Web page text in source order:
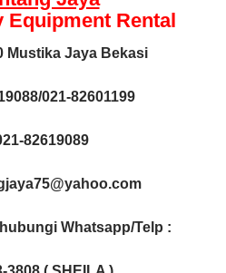
Equipment Rental
Mustika Jaya Bekasi
021-82601199
82619089
Whatsapp/Telp :